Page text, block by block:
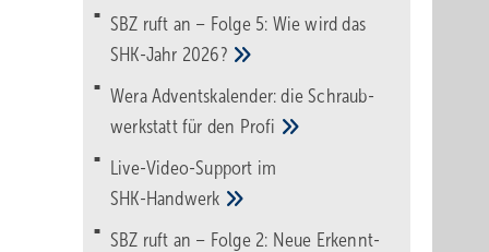
SBZ ruft an – Folge 5: Wie wird das
SHK-Jahr 2026?
Wera Adventskalender: die Schraub­
werk­statt für den Pro­fi
Live-Video-Support im
SHK-Handwerk
SBZ ruft an – Folge 2: Neue Erkennt­